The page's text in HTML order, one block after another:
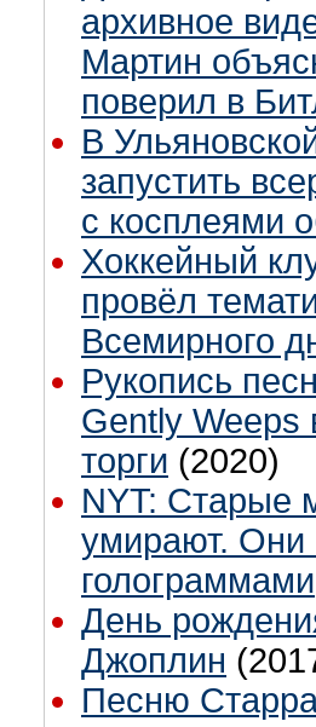
архивное
Мартин
поверил в
В
запустить
с косплеями
Хоккейный
провёл
Всемирного
Рукопись
Gently Weeps
торги (2020)
NYT: Старые
умирают. Они
голограммами
День
Джоплин
Песню